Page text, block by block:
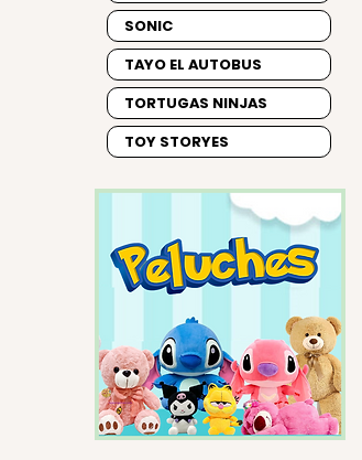
SONIC
TAYO EL AUTOBUS
TORTUGAS NINJAS
TOY STORYES